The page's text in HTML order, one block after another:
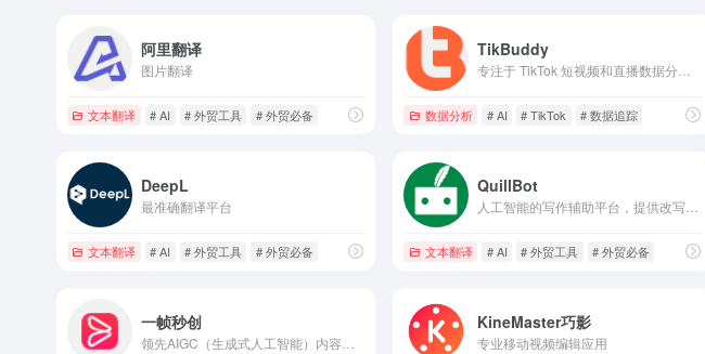
阿里翻译
图片翻译
文本翻译 # AI # 外贸工具 # 外贸必备
TikBuddy
数据分析 # AI # TikTok # 数据追踪
DeepL
最准确翻译平台
文本翻译 # AI # 外贸工具 # 外贸必备
QuillBot
文本翻译 # AI # 外贸工具 # 外贸必备
一帧秒创 KineMaster巧影
专业移动视频编辑应用